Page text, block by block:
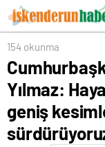
kesimleri
sürdürüyoruz
154 okunma
Yılmaz:
geniş